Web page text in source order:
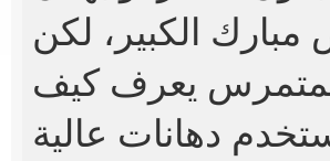
الكبير ، لكن
المتمرس يعرف كيف
دهانات عالية